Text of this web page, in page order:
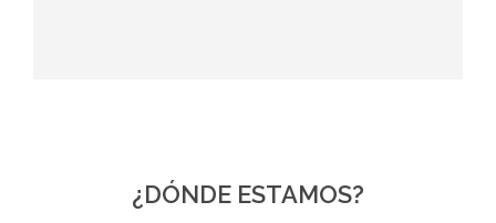
¿DÓNDE ESTAMOS?